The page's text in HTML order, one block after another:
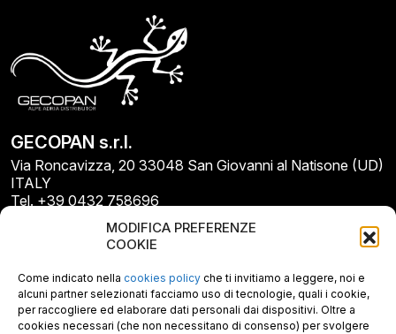
MODIFICA PREFERENZE
COOKIE
Come indicato nella cookies policy che ti invitiamo a leggere, noi e
alcuni partner selezionati facciamo uso di tecnologie, quali i cookie,
per raccogliere ed elaborare dati personali dai dispositivi. Oltre a
cookies necessari (che non necessitano di consenso) per svolgere
GECOPAN s.r.l.
Via Roncavizza, 20 33048 San Giovanni al Natisone (UD)
ITALY
Tel. +39 0432 758696
E-mail PEC: gecopan@pec.it
P.I. E C.F. 02487660306
N. REA UD 264834
Capitale sociale € 30.000